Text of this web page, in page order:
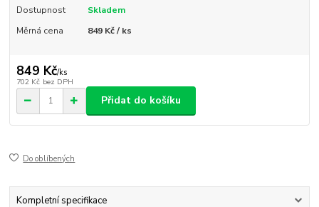
Dostupnost
Skladem
Měrná cena
849 Kč / ks
849 Kč/ks
702 Kč bez DPH
Přidat do košíku
Do oblíbených
Kompletní specifikace